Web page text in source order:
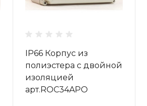
IP66 Корпус из
полиэстера с двойной
изоляцией
арт.ROC34APO